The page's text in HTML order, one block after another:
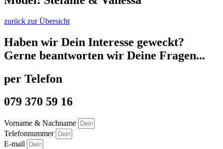
zurück zur Übersicht
Haben wir Dein Interesse geweckt?
Gerne beantworten wir Deine Fragen...
per Telefon
079 370 59 16
Vorname & Nachname
Telefonnummer
E-mail